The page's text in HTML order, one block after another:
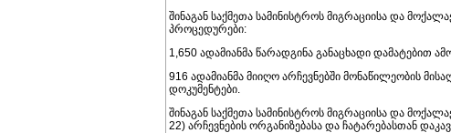
შინაგან საქმეთა სამინისტროს მიგრაციისა და
პროცედურები:
1,650 ადამიანმა წარადგინა განაცხადი დამატებით
916 ადამიანმა მიიღო არჩევნებში მონაწილეობის
დოკუმენტები.
შინაგან საქმეთა სამინისტროს მიგრაციისა და
22) არჩევნების ორგანიზებასა და ჩატარებასთან